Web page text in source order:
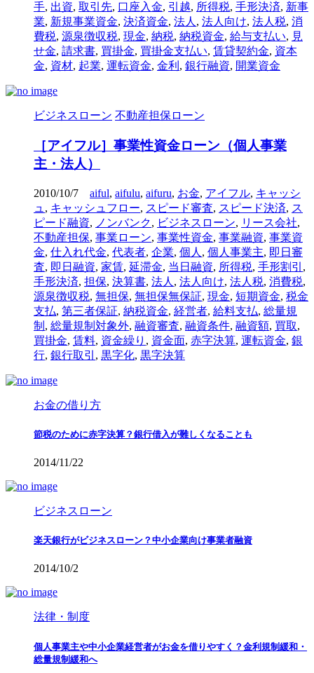
手, 出資, 取引先, 口座入金, 引越, 所得税, 手形決済, 新事
業, 新規事業資金, 決済資金, 法人 , 法人向け, 法人税, 消
費税, 源泉徴収税, 現金, 納税, 納税資金, 給与支払い, 見
せ金, 請求書, 買掛金, 買掛金支払い, 賃貸契約金, 資本
金, 資材, 起業, 運転資金, 金利 , 銀行融資, 開業資金
ビジネスローン 不動産担保ローン
［アイフル］事業性資金ローン（個人事業
主・法人）
2010/10/7 aiful, aifulu, aifuru, お金, アイフル, キャッシ
ュ , キャッシュフロー, スピード審査, スピード決済, ス
ピード融資, ノンバンク, ビジネスローン, リース会社,
不動産担保, 事業ローン, 事業性資金, 事業融資, 事業資
金, 仕入れ代金, 代表者, 企業, 個人 , 個人事業主, 即日審
査, 即日融資, 家賃, 延滞金, 当日融資, 所得税, 手形割引 ,
手形決済, 担保, 決算書, 法人 , 法人向け, 法人税, 消費税,
源泉徴収税, 無担保, 無担保無保証, 現金, 短期資金, 税金
支払, 第三者保証, 納税資金, 経営者, 給料支払, 総量規
制 , 総量規制対象外, 融資審査, 融資条件, 融資額, 買取,
買掛金, 賃料, 資金繰り , 資金面, 赤字決算, 運転資金, 銀
行, 銀行取引 , 黒字化, 黒字決算
お金の借り方
節税のために赤字決算？銀行借入が難しくなることも
2014/11/22
ビジネスローン
楽天銀行がビジネスローン？中小企業向け事業者融資
2014/10/2
法律・制度
個人事業主や中小企業経営者がお金を借りやすく？金利規制緩和・
総量規制緩和へ